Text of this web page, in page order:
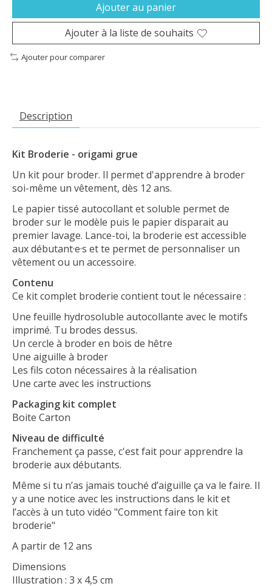
Ajouter au panier
Ajouter à la liste de souhaits
Ajouter pour comparer
Description
Kit Broderie - origami grue
Un kit pour broder. Il permet d'apprendre à broder
soi-même un vêtement, dès 12 ans.
Le papier tissé autocollant et soluble permet de
broder sur le modèle puis le papier disparait au
premier lavage. Lance-toi, la broderie est accessible
aux débutant·e·s et te permet de personnaliser un
vêtement ou un accessoire.
Contenu
Ce kit complet broderie contient tout le nécessaire :
Une feuille hydrosoluble autocollante avec le motifs
imprimé. Tu brodes dessus.
Un cercle à broder en bois de hêtre
Une aiguille à broder
Les fils coton nécessaires à la réalisation
Une carte avec les instructions
Packaging kit complet
Boite Carton
Niveau de difficulté
Franchement ça passe, c'est fait pour apprendre la
broderie aux débutants.
Même si tu n’as jamais touché d’aiguille ça va le faire. Il
y a une notice avec les instructions dans le kit et
l’accès à un tuto vidéo "Comment faire ton kit
broderie"
A partir de 12 ans
Dimensions
Illustration : 3 x 4,5 cm